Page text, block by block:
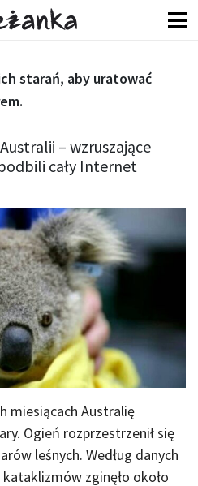
– wzruszające
cały Internet
starań, aby uratować
miesiącach Australię
Ogień rozprzestrzenił się
leśnych. Według danych
zginęło około